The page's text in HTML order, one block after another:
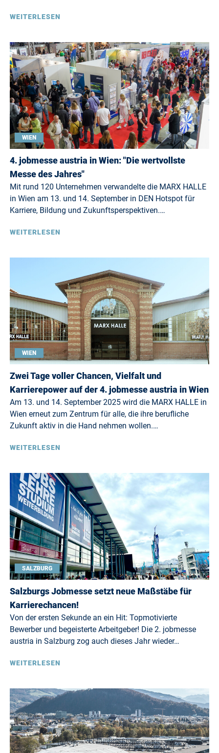
WEITERLESEN
WIEN
4. jobmesse austria in Wien: "Die wertvollste
Messe des Jahres"
Mit rund 120 Unternehmen verwandelte die MARX HALLE
in Wien am 13. und 14. September in DEN Hotspot für
Karriere, Bildung und Zukunftsperspektiven.…
WEITERLESEN
WIEN
Zwei Tage voller Chancen, Vielfalt und
Karrierepower auf der 4. jobmesse austria in Wien
Am 13. und 14. September 2025 wird die MARX HALLE in
Wien erneut zum Zentrum für alle, die ihre berufliche
Zukunft aktiv in die Hand nehmen wollen.…
WEITERLESEN
SALZBURG
Salzburgs Jobmesse setzt neue Maßstäbe für
Karrierechancen!
Von der ersten Sekunde an ein Hit: Topmotivierte
Bewerber und begeisterte Arbeitgeber! Die 2. jobmesse
austria in Salzburg zog auch dieses Jahr wieder…
WEITERLESEN